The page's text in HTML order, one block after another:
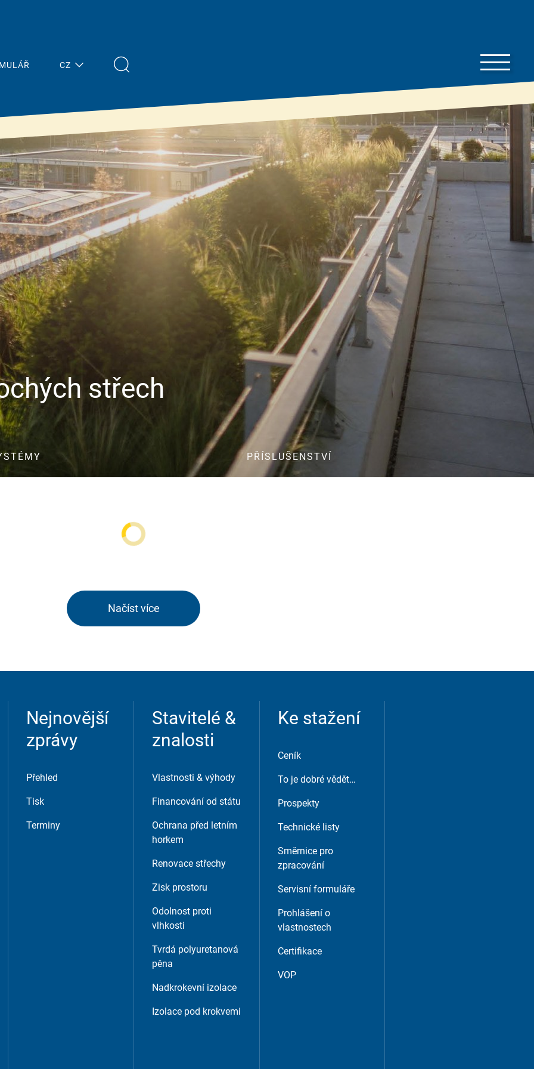
CZ
Nejnovější
zprávy
Přehled
Tisk
Terminy
Stavitelé
& znalosti
Vlastnosti &
výhody
Financování od
státu
Ochrana před
letním horkem
Renovace střechy
Tvrdá
Nadkrokevní
Ke
stažení
To je dobré vědět…
Prospekty
Technické listy
Směrnice pro
zpracování
Servisní formuláře
Prohlášení o
vlastnostech
Certifikace
střech
PŘÍSLUŠENSTVÍ
Načíst více
Nejnovější
zprávy
Přehled
Tisk
Terminy
Stavitelé &
znalosti
Vlastnosti & výhody
Financování od státu
Ochrana před letním
horkem
Renovace střechy
Zisk prostoru
Odolnost proti
vlhkosti
Tvrdá polyuretanová
pěna
Nadkrokevní izolace
Izolace pod krokvemi
Ke stažení
Ceník
To je dobré vědět…
Prospekty
Technické listy
Směrnice pro
zpracování
Servisní formuláře
Prohlášení o
vlastnostech
Certifikace
VOP
webových stránek a pomáhají umožnit jejich používání a přístup do zabezpečených oblastí
available on the website. Such as YouTube, Instagram or similar providers.